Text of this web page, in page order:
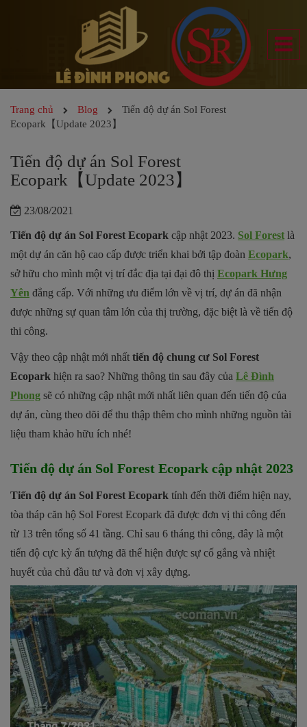
Trang chủ Blog
Tiến độ dự án Sol Forest
Ecopark【Update 2023】
Tiến độ dự án Sol Forest
Ecopark【Update 2023】
23/08/2021
Tiến độ dự án Sol Forest Ecopark cập nhật 2023. Sol Forest là
một dự án căn hộ cao cấp được triển khai bởi tập đoàn Ecopark,
sở hữu cho mình một vị trí đắc địa tại đại đô thị Ecopark Hưng
Yên đẳng cấp. Với những ưu điểm lớn về vị trí, dự án đã nhận
được những sự quan tâm lớn của thị trường, đặc biệt là về tiến độ
thi công.
Vậy theo cập nhật mới nhất tiến độ chung cư Sol Forest
Ecopark hiện ra sao? Những thông tin sau đây của Lê Đình
Phong sẽ có những cập nhật mới nhất liên quan đến tiến độ của
dự án, cùng theo dõi để thu thập thêm cho mình những nguồn tài
liệu tham khảo hữu ích nhé!
Tiến độ dự án Sol Forest Ecopark cập nhật 2023
Tiến độ dự án Sol Forest Ecopark tính đến thời điểm hiện nay,
tòa tháp căn hộ Sol Forest Ecopark đã được đơn vị thi công đến
từ 13 trên tổng số 41 tầng. Chỉ sau 6 tháng thi công, đây là một
tiến độ cực kỳ ấn tượng đã thể hiện được sự cố gắng và nhiệt
huyết của chủ đầu tư và đơn vị xây dựng.